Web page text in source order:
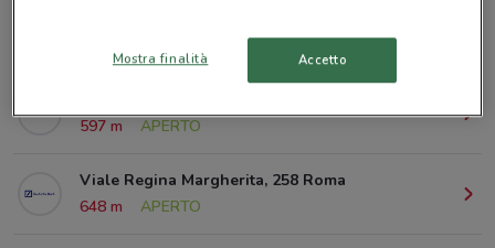
597 m
APERTO
Viale Regina Margherita, 258 Roma
648 m
APERTO
Mostra finalità Accetto